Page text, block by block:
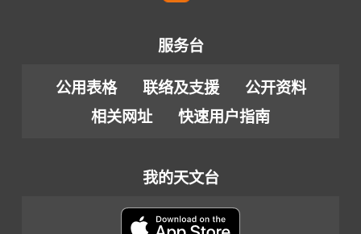
服务台
公用表格 联络及支援
公开资料
相关网址
快速用户指南
我的天文台